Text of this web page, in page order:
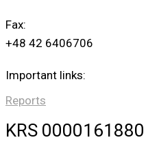
Fax:
+48 42 6406706
Important links:
Reports
KRS 0000161880